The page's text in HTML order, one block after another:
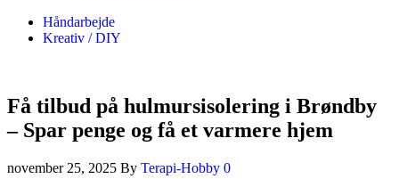
Håndarbejde
Kreativ / DIY
Få tilbud på hulmursisolering i Brøndby
– Spar penge og få et varmere hjem
november 25, 2025 By Terapi-Hobby 0